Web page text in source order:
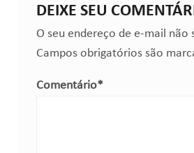
DEIXE SEU
O seu endereço de e-mail não
Campos obrigatórios são
Comentário*